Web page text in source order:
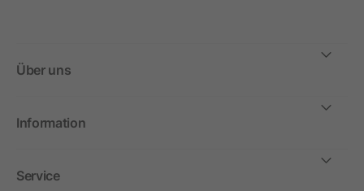
Über uns
Information
Service